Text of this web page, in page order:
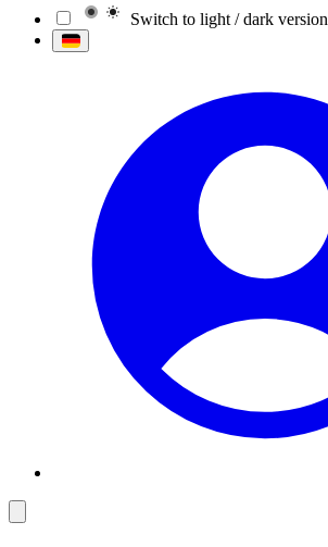
Switch to light / dark version